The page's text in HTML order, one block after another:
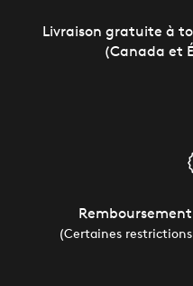
Livraison gratuite à
(Canada et
(Certaines